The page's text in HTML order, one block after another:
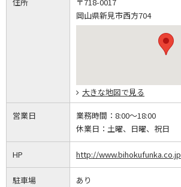
住所
〒718-0017
岡山県新見市西方704
大きな地図で見る
営業日 業務時間： 8:00～18:00
休業日： 土曜、日曜、祝日
HP http://www.bihokufunka.co.jp
駐車場 あり